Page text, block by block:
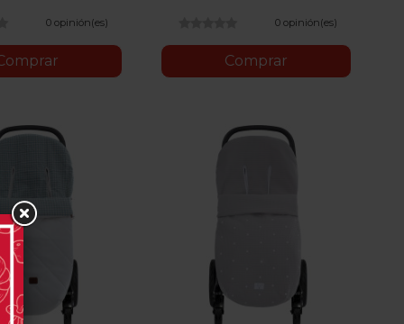
0 opinión(es) 0 opinión(es)
Comprar